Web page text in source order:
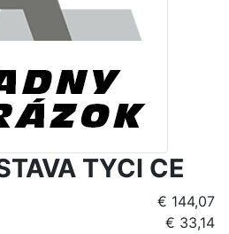
TYCI CE
€ 144,07
€ 33,14